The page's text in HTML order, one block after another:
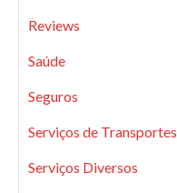
Reviews
Saúde
Seguros
Serviços de Transportes
Serviços Diversos